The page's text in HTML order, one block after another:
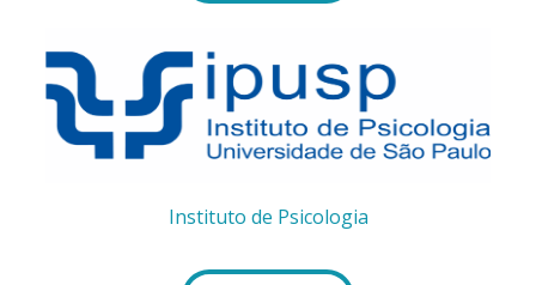
Instituto de Psicologia